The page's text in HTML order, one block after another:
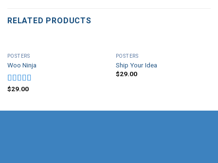
RELATED PRODUCTS
POSTERS
Woo Ninja
Rated
$29.00
POSTERS
Ship Your Idea
$29.00